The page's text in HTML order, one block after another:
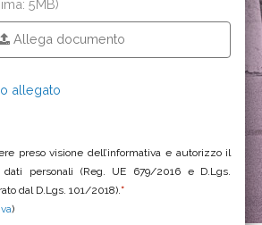
5MB)
Allega documento
allegato
preso visione dell’informativa e autorizzo il
personali (Reg. UE 679/2016 e D.Lgs.
dal D.Lgs. 101/2018).*
)